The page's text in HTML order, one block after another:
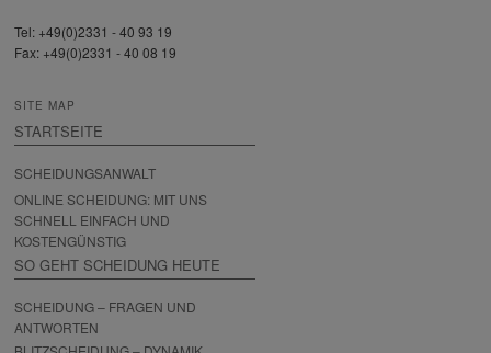
Tel: +49(0)2331 - 40 93 19
Fax: +49(0)2331 - 40 08 19
SITE MAP
STARTSEITE
SCHEIDUNGSANWALT
ONLINE SCHEIDUNG: MIT UNS
SCHNELL EINFACH UND
KOSTENGÜNSTIG
SO GEHT SCHEIDUNG HEUTE
SCHEIDUNG – FRAGEN UND
ANTWORTEN